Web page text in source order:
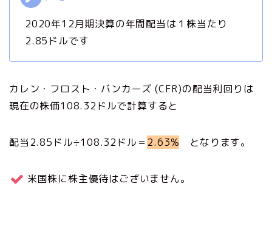
2020年12月期決算の年間配当は１株当たり
2.85ドルです
カレン・フロスト・バンカーズ (CFR)の配当利回りは
現在の株価108.32ドルで計算すると
配当2.85ドル÷108.32ドル＝2.63% となります。
米国株に株主優待はございません。